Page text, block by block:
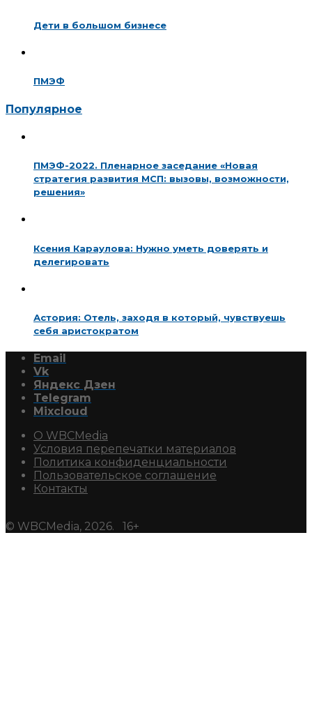
Дети в большом бизнесе
ПМЭФ
Популярное
ПМЭФ-2022. Пленарное заседание «Новая
стратегия развития МСП: вызовы, возможности,
решения»
Ксения Караулова: Нужно уметь доверять и
делегировать
Астория: Отель, заходя в который, чувствуешь
себя аристократом
Email
Vk
Яндекс Дзен
Telegram
Mixcloud
О WBCMedia
Условия перепечатки материалов
Политика конфиденциальности
Пользовательское соглашение
Контакты
© WBCMedia, 2026. 16+